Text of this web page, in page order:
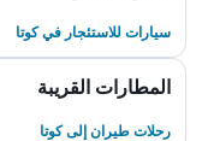
سيارات للاستئجار في كوتا
المطارات القريبة
رحلات طيران إلى كوتا